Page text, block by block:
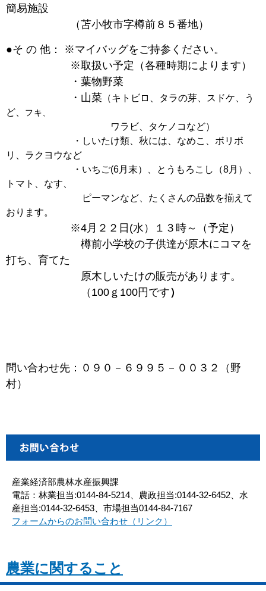
簡易施設
（苫小牧市字樽前８５番地）
●そ の 他： ※マイバッグをご持参ください。
※取扱い予定（各種時期によります）
・葉物野菜
・山菜 （キトビロ、タラの芽、スドケ、う
ど、 フキ、
ワラビ、タケノコなど）
・しいたけ類、秋には、なめこ、ボリボ
リ、ラクヨウなど
・いちご(6月末）、とうもろこし（8月）、
トマト、なす、
ピーマンなど、たくさんの品数を揃えて
おります。
※4月２２日(水）１３時～（予定）
樽前小学校の子供達が原木にコマを
打ち、育てた
原木しいたけの販売があります。
（100ｇ100円です）
問い合わせ先： ０９０－６９９５－００３２（野
村）
産業経済部農林水産振興課
電話：林業担当:0144-84-5214、農政担当:0144-32-6452、水
産担当:0144-32-6453、市場担当0144-84-7167
フォームからのお問い合わせ（リンク）
農業に関すること